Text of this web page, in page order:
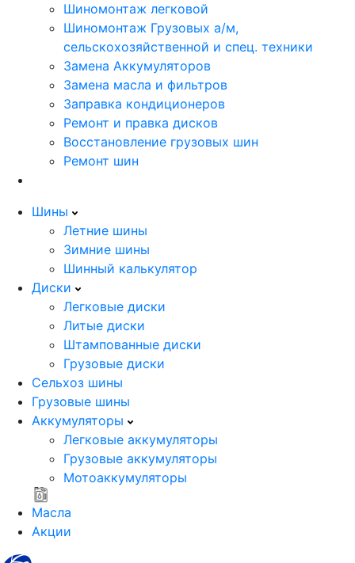
Шиномонтаж легковой
Шиномонтаж Грузовых а/м,
сельскохозяйственной и спец. техники
Замена Аккумуляторов
Замена масла и фильтров
Заправка кондиционеров
Ремонт и правка дисков
Восстановление грузовых шин
Ремонт шин
Шины
Летние шины
Зимние шины
Шинный калькулятор
Диски
Легковые диски
Литые диски
Штампованные диски
Грузовые диски
Сельхоз шины
Грузовые шины
Аккумуляторы
Легковые аккумуляторы
Грузовые аккумуляторы
Мотоаккумуляторы
Масла
Акции